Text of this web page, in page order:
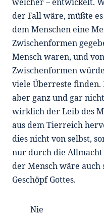
der Fall wäre, müßte
dem Menschen eine
Zwischenformen
Mensch waren, und
Zwischenformen
viele Überreste finden.
aber ganz und gar
wirklich der Leib des
aus dem Tierreich
dies nicht von selbst,
nur durch die Allmacht
der Mensch wäre auch
Geschöpf Gottes.
Nie